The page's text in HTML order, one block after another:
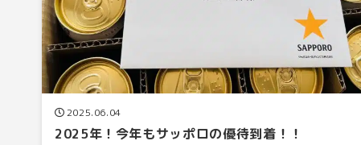
2025.06.04
2025年！今年もサッポロの優待到着！！